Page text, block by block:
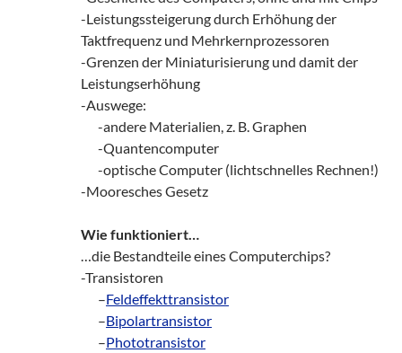
-Leistungssteigerung durch Erhöhung der
Taktfrequenz und Mehrkernprozessoren
-Grenzen der Miniaturisierung und damit der
Leistungserhöhung
-Auswege:
-andere Materialien, z. B. Graphen
-Quantencomputer
-optische Computer (lichtschnelles Rechnen!)
-Mooresches Gesetz
Wie funktioniert…
…die Bestandteile eines Computerchips?
-Transistoren
–Feldeffekttransistor
–Bipolartransistor
–Phototransistor